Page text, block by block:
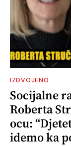
IZDVOJENO
Socijalne
Roberta
ocu:
idemo ka